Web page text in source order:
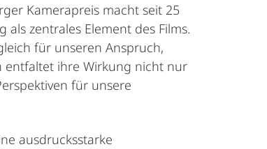
Kamerapreis macht seit 25
zentrales Element des Films.
für unseren Anspruch,
entfaltet ihre Wirkung nicht nur
für unsere
ausdrucksstarke